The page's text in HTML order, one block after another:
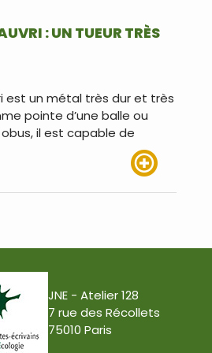
: UN TUEUR TRÈS
est un métal très dur et très
pointe d’une balle ou
il est capable de
JNE - Atelier 128
7 rue des Récollets
75010 Paris